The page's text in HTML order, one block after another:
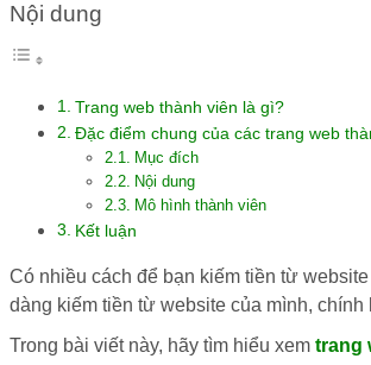
Nội dung
Trang web thành viên là gì?
Đặc điểm chung của các trang web
Mục đích
Nội dung
Mô hình thành viên
Kết luận
Có nhiều cách để bạn kiếm tiền từ
dàng kiếm tiền từ website của mình, chính
Trong bài viết này, hãy tìm hiểu xem trang